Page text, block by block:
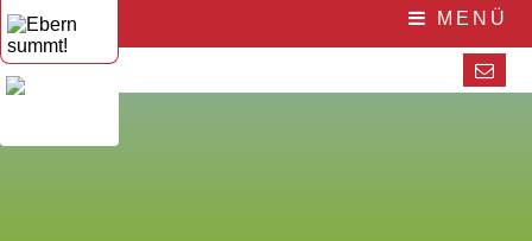
Aktuelles
Veranstaltungen
Presse
Pressematerial
MENÜ